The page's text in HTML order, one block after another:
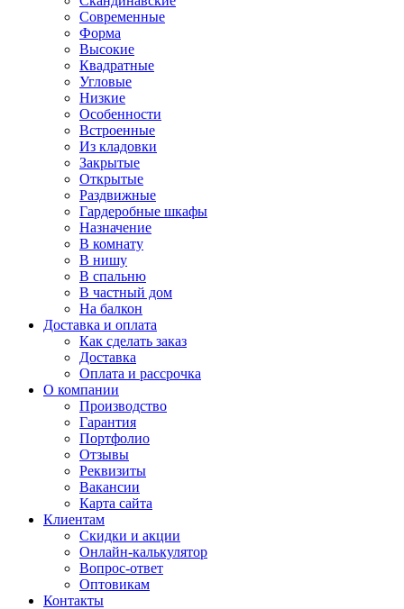
Современные
Форма
Высокие
Квадратные
Угловые
Низкие
Особенности
Встроенные
Из кладовки
Закрытые
Открытые
Раздвижные
Гардеробные шкафы
Назначение
В комнату
В нишу
В спальню
В частный дом
На балкон
Доставка и оплата
Как сделать заказ
Доставка
Оплата и рассрочка
О компании
Производство
Гарантия
Портфолио
Отзывы
Реквизиты
Вакансии
Карта сайта
Клиентам
Скидки и акции
Онлайн-калькулятор
Вопрос-ответ
Оптовикам
Контакты